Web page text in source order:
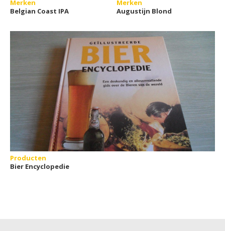
Merken
Belgian Coast IPA
Merken
Augustijn Blond
Producten
Bier Encyclopedie